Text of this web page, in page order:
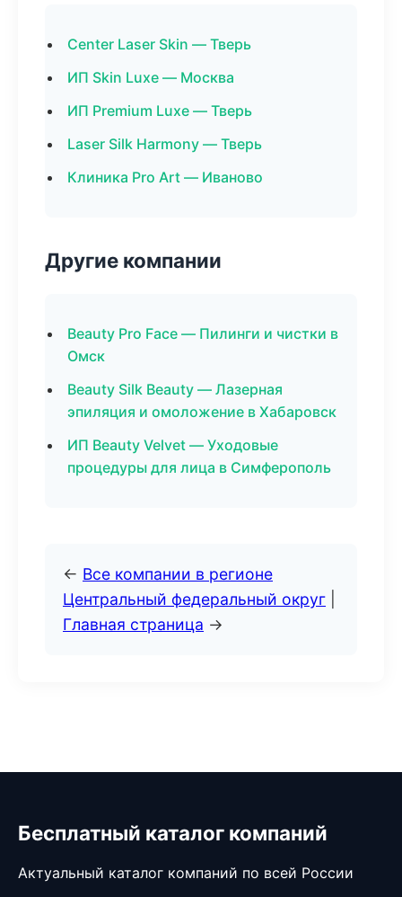
Center Laser Skin — Тверь
ИП Skin Luxe — Москва
ИП Premium Luxe — Тверь
Laser Silk Harmony — Тверь
Клиника Pro Art — Иваново
Другие компании
Beauty Pro Face — Пилинги и чистки в
Омск
Beauty Silk Beauty — Лазерная
эпиляция и омоложение в Хабаровск
ИП Beauty Velvet — Уходовые
процедуры для лица в Симферополь
← Все компании в регионе
Центральный федеральный округ
Главная страница →
Бесплатный каталог компаний
Актуальный каталог компаний по всей России